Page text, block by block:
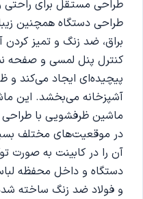
طراحی مستقل برای راحتی
طراحی دستگاه همچنین
براق، ضد زنگ و تمیز
پیچیده‌ای ایجاد می‌کند
آشپزخانه می‌بخشد. این
ماشین ظرفشویی با
در موقعیت‌های مختلف
آن را در کابینت به صورت
دستگاه و داخل محفظه
و فولاد ضد زنگ ساخته